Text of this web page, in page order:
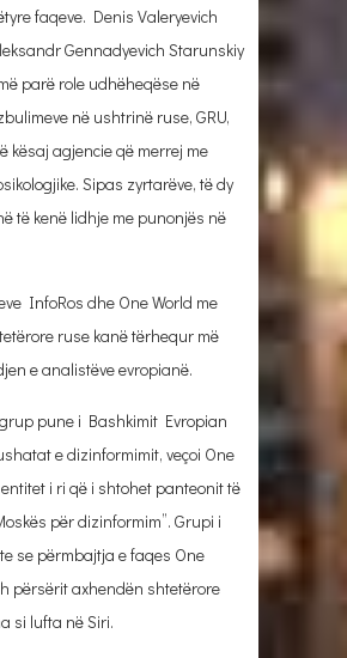
faqeve. Denis Valeryevich
Gennadyevich Starunskiy
parë role udhëheqëse në
në ushtrinë ruse, GRU,
kësaj agjencie që merrej me
Sipas zyrtarëve, të dy
të kenë lidhje me punonjës në
InfoRos dhe One World me
ruse kanë tërhequr më
e analistëve evropianë.
grup pune i Bashkimit Evropian
e dizinformimit, veçoi One
entitet i ri që i shtohet panteonit të
për dizinformim”. Grupi i
se përmbajtja e faqes One
përsërit axhendën shtetërore
si lufta në Siri.